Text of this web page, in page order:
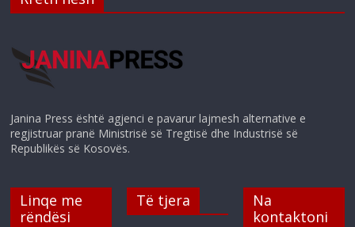
Janina Press është agjenci e pavarur lajmesh alternative e
regjistruar pranë Ministrisë së Tregtisë dhe Industrisë së
Republikës së Kosovës.
Linqe me
rëndësi
Të tjera
Na
kontaktoni